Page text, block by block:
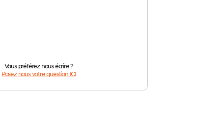
Vous préférez nous écrire ?
Posez nous votre question ICI